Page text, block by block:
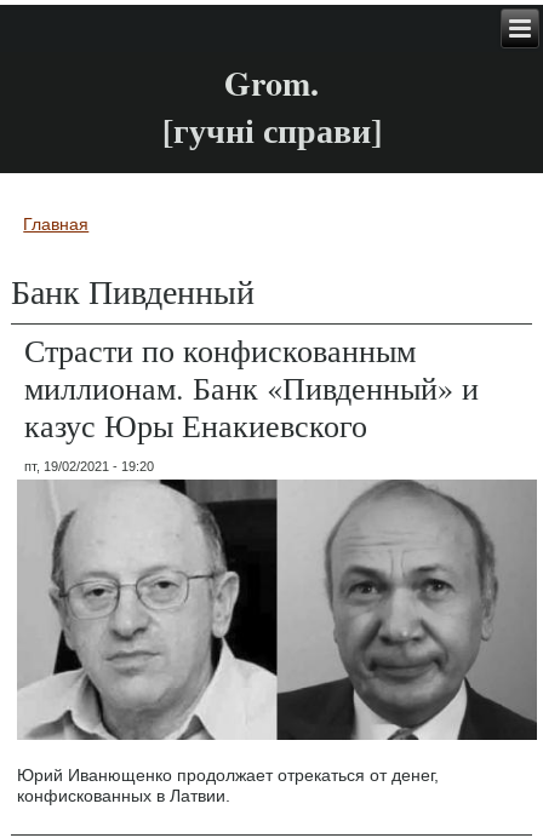
Grom.
[гучні справи]
Вы здесь
Главная
Банк Пивденный
Страсти по конфискованным
миллионам. Банк «Пивденный» и
казус Юры Енакиевского
пт, 19/02/2021 - 19:20
Юрий Иванющенко продолжает отрекаться от денег,
конфискованных в Латвии.